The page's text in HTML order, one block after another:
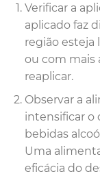
Verificar a
aplicado faz
região esteja
ou com mais
reaplicar.
Observar a
intensificar o
bebidas
Uma
eficácia do